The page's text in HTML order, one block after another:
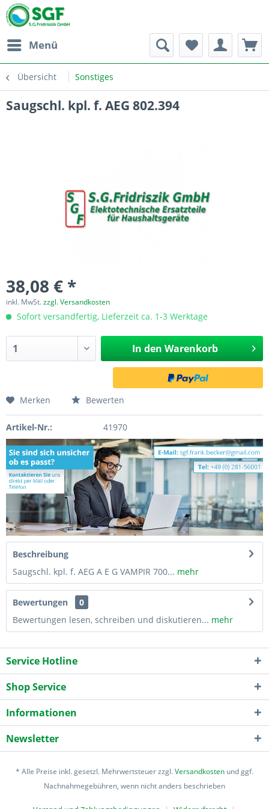
Menü
Übersicht Sonstiges
Saugschl. kpl. f. AEG 802.394
38,08 € *
inkl. MwSt.zzgl. Versandkosten
Sofort versandfertig, Lieferzeit ca. 1-3 Werktage
In den Warenkorb
Merken Bewerten
Artikel-Nr.: 41970
Beschreibung
Saugschl. kpl. f. AEG A E G VAMPIR 700... mehr
Bewertungen
0
Bewertungen lesen, schreiben und diskutieren... mehr
Service Hotline
Shop Service
Informationen
Newsletter
* Alle Preise inkl. gesetzl. Mehrwertsteuer zzgl.Versandkosten und ggf.
Nachnahmegebühren, wenn nicht anders beschrieben